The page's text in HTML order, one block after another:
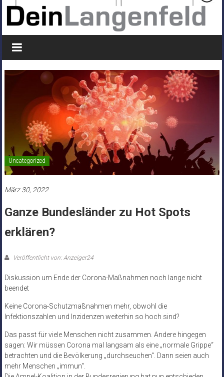
Uncategorized
März 30, 2022
Ganze Bundesländer zu Hot Spots
erklären?
Veröffentlicht von: Anzeiger24
Diskussion um Ende der Corona-Maßnahmen noch lange nicht
beendet
Keine Corona-Schutzmaßnahmen mehr, obwohl die
Infektionszahlen und Inzidenzen weiterhin so hoch sind?
Das passt für viele Menschen nicht zusammen. Andere hingegen
sagen: Wir müssen Corona mal langsam als eine „normale Grippe“
betrachten und die Bevölkerung „durchseuchen“. Dann seien auch
mehr Menschen „immun“.